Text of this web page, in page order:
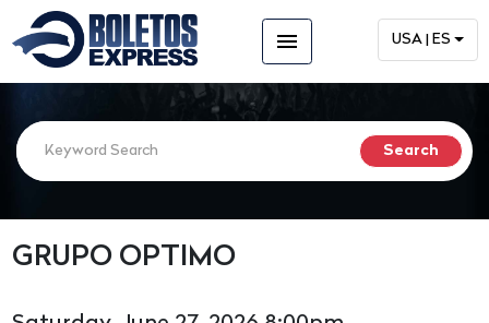
menu USA | ES
GRUPO OPTIMO